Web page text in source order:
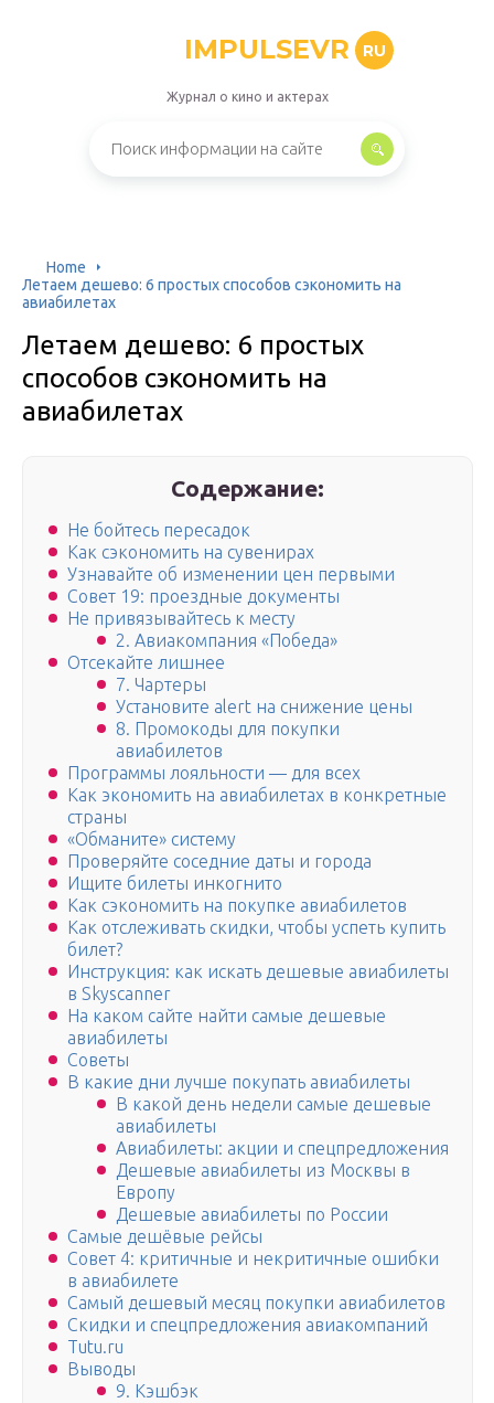
IMPULSEVR RU
Журнал о кино и актерах
Home
Летаем дешево: 6 простых способов сэкономить на
авиабилетах
Летаем дешево: 6 простых
способов сэкономить на
авиабилетах
Содержание:
Не бойтесь пересадок
Как сэкономить на сувенирах
Узнавайте об изменении цен первыми
Совет 19: проездные документы
Не привязывайтесь к месту
2. Авиакомпания «Победа»
Отсекайте лишнее
7. Чартеры
Установите alert на снижение цены
8. Промокоды для покупки
авиабилетов
Программы лояльности — для всех
Как экономить на авиабилетах в конкретные
страны
«Обманите» систему
Проверяйте соседние даты и города
Ищите билеты инкогнито
Как сэкономить на покупке авиабилетов
Как отслеживать скидки, чтобы успеть купить
билет?
Инструкция: как искать дешевые авиабилеты
в Skyscanner
На каком сайте найти самые дешевые
авиабилеты
Советы
В какие дни лучше покупать авиабилеты
В какой день недели самые дешевые
авиабилеты
Авиабилеты: акции и спецпредложения
Дешевые авиабилеты из Москвы в
Европу
Дешевые авиабилеты по России
Самые дешёвые рейсы
Совет 4: критичные и некритичные ошибки
в авиабилете
Самый дешевый месяц покупки авиабилетов
Скидки и спецпредложения авиакомпаний
Tutu.ru
Выводы
9. Кэшбэк